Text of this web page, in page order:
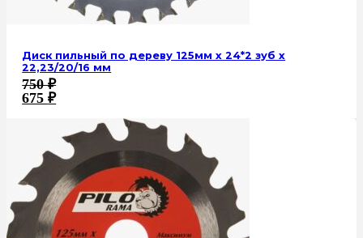
Диск пильный по дереву 125мм х 24*2 зуб х
22,23/20/16 мм
750₽
675₽